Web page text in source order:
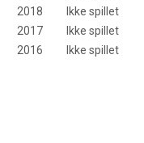
2018
Ikke spillet
2017
Ikke spillet
2016
Ikke spillet